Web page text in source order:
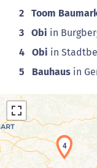
2 Toom
3 Obi in
4 Obi in
5 Bauhaus in
4